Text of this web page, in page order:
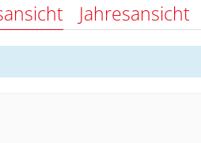
Jahresansicht